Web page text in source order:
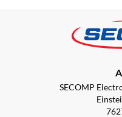
SECOMP